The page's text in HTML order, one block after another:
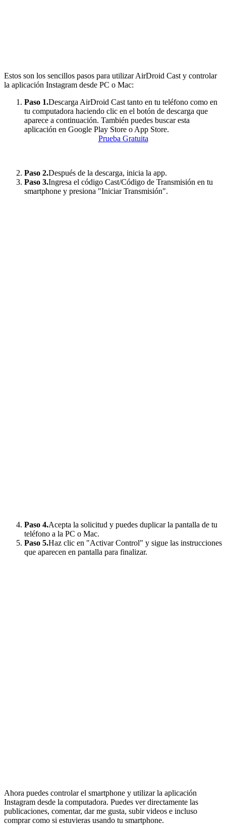
Estos son los sencillos pasos para utilizar AirDroid Cast y controlar
la aplicación Instagram desde PC o Mac:
Paso 1.Descarga AirDroid Cast tanto en tu teléfono como en
tu computadora haciendo clic en el botón de descarga que
aparece a continuación. También puedes buscar esta
aplicación en Google Play Store o App Store.
Prueba Gratuita
Paso 2.Después de la descarga, inicia la app.
Paso 3.Ingresa el código Cast/Código de Transmisión en tu
smartphone y presiona "Iniciar Transmisión".
Paso 4.Acepta la solicitud y puedes duplicar la pantalla de tu
teléfono a la PC o Mac.
Paso 5.Haz clic en "Activar Control" y sigue las instrucciones
que aparecen en pantalla para finalizar.
Ahora puedes controlar el smartphone y utilizar la aplicación
Instagram desde la computadora. Puedes ver directamente las
publicaciones, comentar, dar me gusta, subir videos e incluso
comprar como si estuvieras usando tu smartphone.